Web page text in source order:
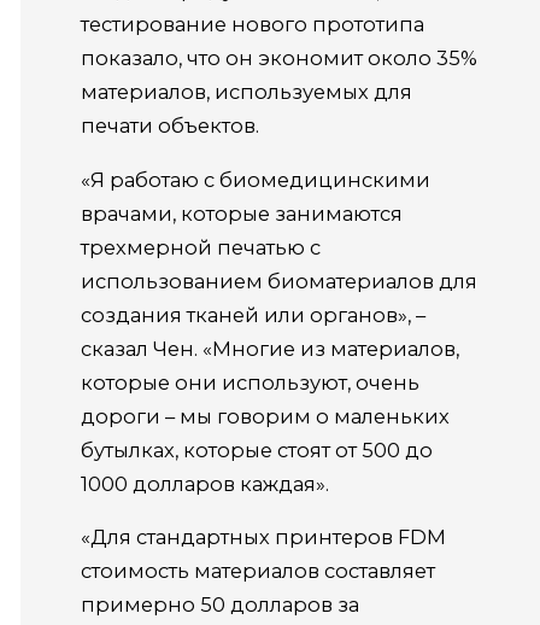
тестирование нового прототипа
показало, что он экономит около 35%
материалов, используемых для
печати объектов.
«Я работаю с биомедицинскими
врачами, которые занимаются
трехмерной печатью с
использованием биоматериалов для
создания тканей или органов», –
сказал Чен. «Многие из материалов,
которые они используют, очень
дороги – мы говорим о маленьких
бутылках, которые стоят от 500 до
1000 долларов каждая».
«Для стандартных принтеров FDM
стоимость материалов составляет
примерно 50 долларов за